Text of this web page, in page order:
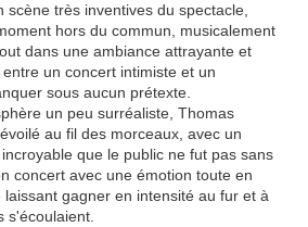
très inventives du spectacle,
hors du commun, musicalement
dans une ambiance attrayante et
un concert intimiste et un
sous aucun prétexte.
un peu surréaliste, Thomas
au fil des morceaux, avec un
que le public ne fut pas sans
concert avec une émotion toute en
gagner en intensité au fur et à
s'écoulaient.